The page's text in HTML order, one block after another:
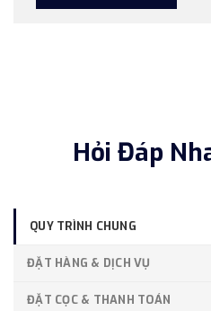
Hỏi Đáp
QUY TRÌNH CHUNG
ĐẶT HÀNG & DỊCH VỤ
ĐẶT CỌC & THANH TOÁN